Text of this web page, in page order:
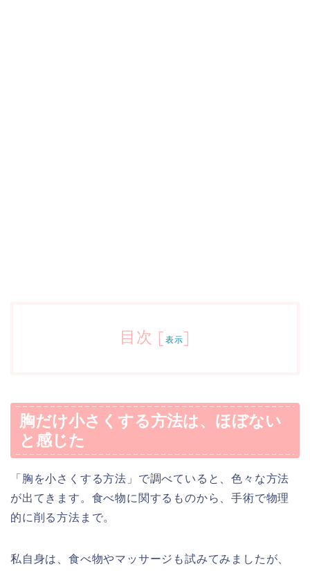
目次 [ 表示]
胸だけ小さくする方法は、ほぼない
と感じた
「胸を小さくする方法」で調べていると、色々な方法
が出てきます。食べ物に関するものから、手術で物理
的に削る方法まで。
私自身は、食べ物やマッサージも試みてみましたが、